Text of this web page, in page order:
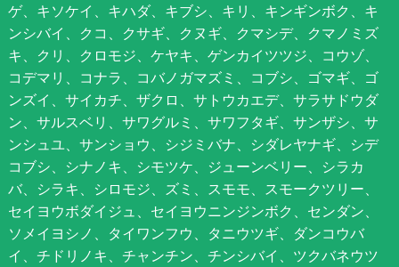
ゲ、キソケイ、キハダ、キブシ、キリ、キンギンボク、キ
ンシバイ、クコ、クサギ、クヌギ、クマシデ、クマノミズ
キ、クリ、クロモジ、ケヤキ、ゲンカイツツジ、コウゾ、
コデマリ、コナラ、コバノガマズミ、コブシ、ゴマギ、ゴ
ンズイ、サイカチ、ザクロ、サトウカエデ、サラサドウダ
ン、サルスベリ、サワグルミ、サワフタギ、サンザシ、サ
ンシュユ、サンショウ、シジミバナ、シダレヤナギ、シデ
コブシ、シナノキ、シモツケ、ジューンベリー、シラカ
バ、シラキ、シロモジ、ズミ、スモモ、スモークツリー、
セイヨウボダイジュ、セイヨウニンジンボク、センダン、
ソメイヨシノ、タイワンフウ、タニウツギ、ダンコウバ
イ、チドリノキ、チャンチン、チンシバイ、ツクバネウツ